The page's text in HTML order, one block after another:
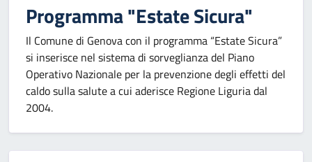
Programma "Estate Sicura"
Il Comune di Genova con il programma “Estate Sicura”
si inserisce nel sistema di sorveglianza del Piano
Operativo Nazionale per la prevenzione degli effetti del
caldo sulla salute a cui aderisce Regione Liguria dal
2004.